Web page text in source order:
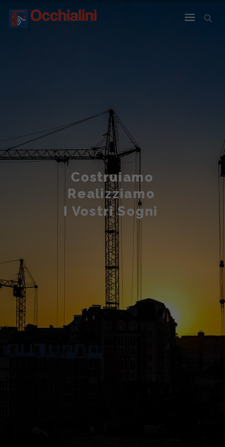
Costruiamo
Realizziamo
I Vostri Sogni